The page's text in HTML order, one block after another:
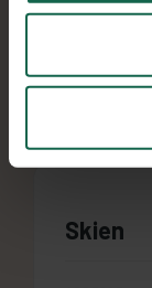
22 64 18 18
Skien